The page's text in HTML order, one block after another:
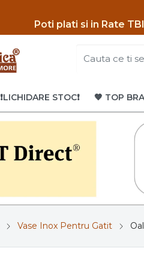
Poti plati si in Rate
❗LICHIDARE STOC❗ 🤎 TOP
Vase Inox Pentru Gatit